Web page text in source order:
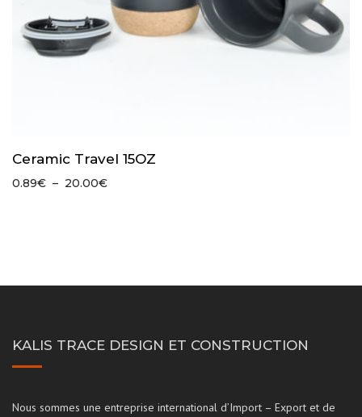
Ceramic Travel 15OZ
0.89€ – 20.00€Plage
KALIS TRACE DESIGN ET CONSTRUCTION
Nous sommes une entreprise international d’Import – Export et de